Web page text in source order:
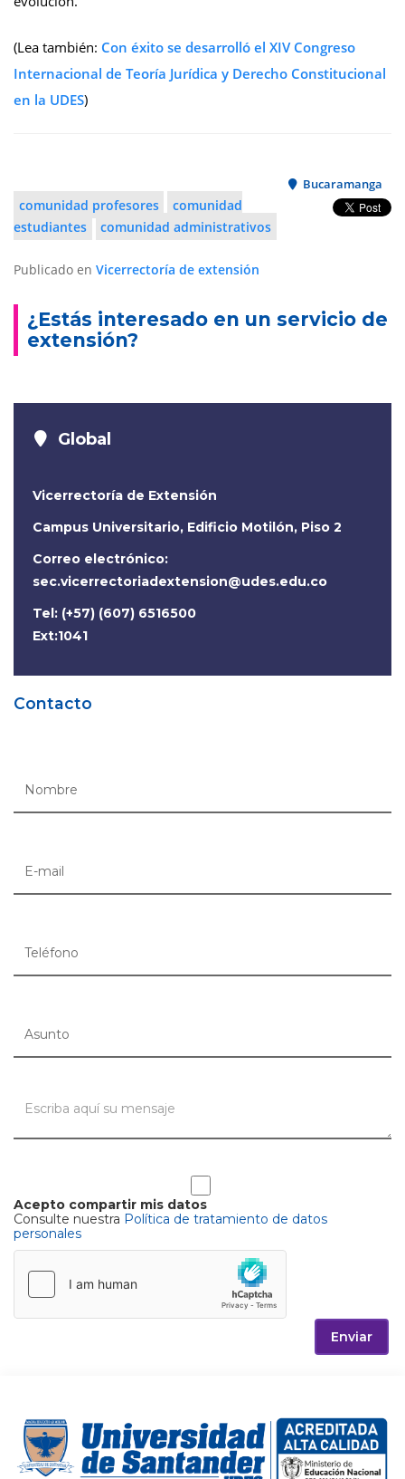
(Lea también: Con éxito se desarrolló el XIV Congreso
Internacional de Teoría Jurídica y Derecho Constitucional
en la UDES)
Bucaramanga
comunidad profesores
comunidad
estudiantes
comunidad administrativos
Publicado en Vicerrectoría de extensión
¿Estás interesado en un servicio de
extensión?
Global
Vicerrectoría de Extensión
Campus Universitario, Edificio Motilón, Piso 2
Correo electrónico:
sec.vicerrectoriadextension@udes.edu.co
Tel: (+57) (607) 6516500
Ext:1041
Contacto
Acepto compartir mis datos
Consulte nuestra Política de tratamiento de datos
personales
Enviar